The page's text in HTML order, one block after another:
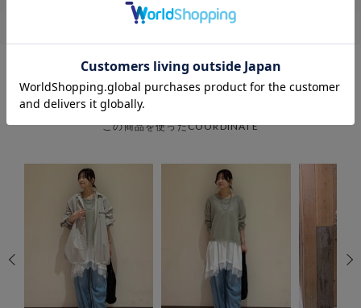
COORDINATE
この商品を使ったCOORDINATE